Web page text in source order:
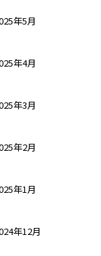
年5月
年4月
年3月
年2月
年1月
年12月